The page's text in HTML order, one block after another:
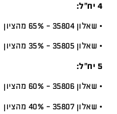
4 יח”ל:
• שאלון 35804 – 65% מהציון
• שאלון 35805 – 35% מהציון
5 יח”ל:
• שאלון 35806 – 60% מהציון
• שאלון 35807 – 40% מהציון